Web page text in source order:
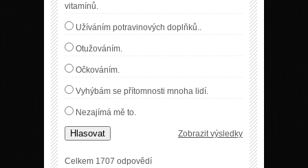
vitamínů.
Užíváním potravinových doplňků..
Otužováním.
Očkováním.
Vyhýbám se přítomnosti mnoha lidí.
Nezajímá mě to.
Hlasovat Zobrazit výsledky
Celkem 1707 odpovědí